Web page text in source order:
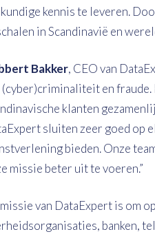
kennis te leveren.
in Scandinavië en
Bakker, CEO van
(cyber)criminaliteit en fraude.
klanten
sluiten zeer goed op
bieden. Onze
missie beter uit te voeren.”
van DataExpert is om
banken,